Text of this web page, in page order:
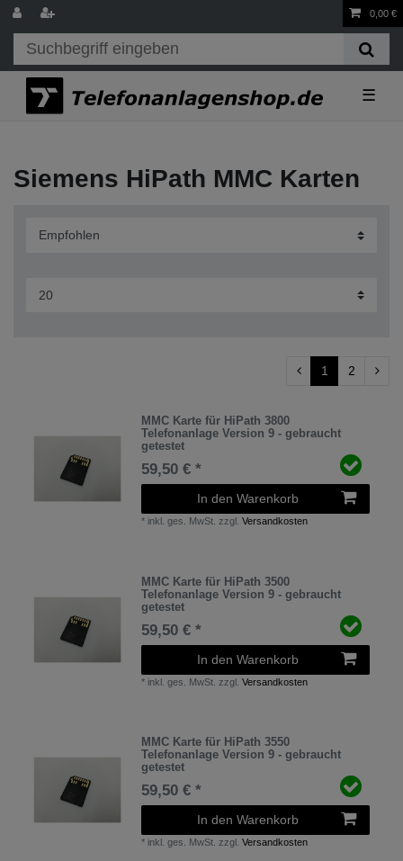
0,00 €
☰
Siemens HiPath MMC Karten
1 2
MMC Karte für HiPath 3800
Telefonanlage Version 9 - gebraucht
getestet
59,50 € *
In den Warenkorb
* inkl. ges. MwSt. zzgl.Versandkosten
MMC Karte für HiPath 3500
Telefonanlage Version 9 - gebraucht
getestet
59,50 € *
In den Warenkorb
* inkl. ges. MwSt. zzgl.Versandkosten
MMC Karte für HiPath 3550
Telefonanlage Version 9 - gebraucht
getestet
59,50 € *
In den Warenkorb
* inkl. ges. MwSt. zzgl.Versandkosten